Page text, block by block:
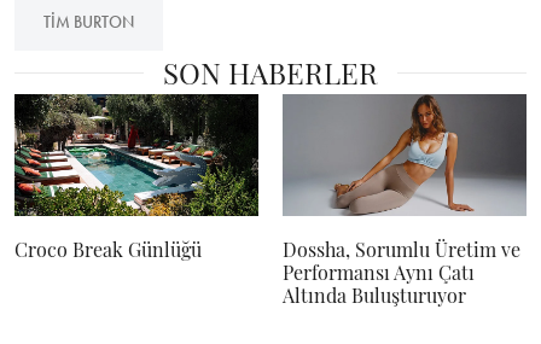
TIM BURTON
SON HABERLER
Croco Break Günlüğü
Dossha, Sorumlu Üretim ve
Performansı Aynı Çatı
Altında Buluşturuyor